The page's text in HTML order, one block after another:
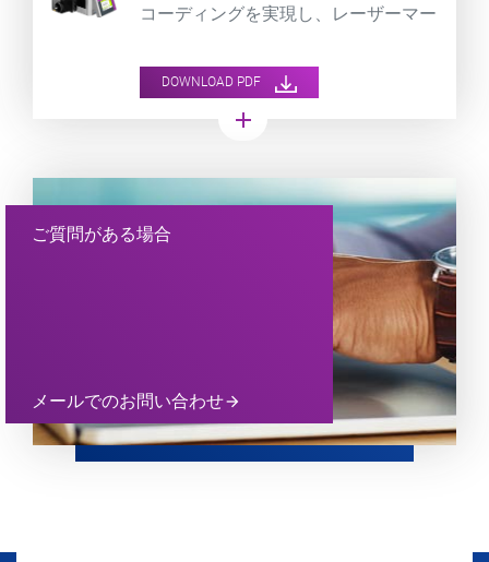
コーディングを実現し、レーザーマー
となるクラス最高レベルのソリューシ
ョンを提供します。
DOWNLOAD PDF
add
ご質問がある場合
メールでのお問い合わせarrow_forward